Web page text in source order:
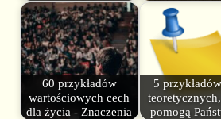
60 przykładów
wartościowych cech
dla życia - Znaczenia
5
pomogą